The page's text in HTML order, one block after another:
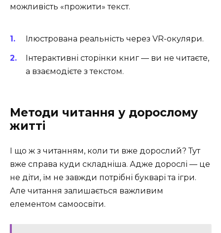
можливість «прожити» текст.
Ілюстрована реальність через VR-окуляри.
Інтерактивні сторінки книг — ви не читаєте,
а взаємодієте з текстом.
Методи читання у дорослому
житті
І що ж з читанням, коли ти вже дорослий? Тут
вже справа куди складніша. Адже дорослі — це
не діти, їм не завжди потрібні букварі та ігри.
Але читання залишається важливим
елементом самоосвіти.